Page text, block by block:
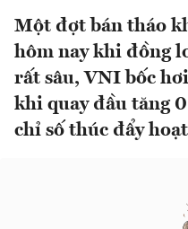
Một đợt bán tháo
hôm nay khi đồng
rất sâu, VNI bốc
khi quay đầu tăng
chỉ số thúc đẩy